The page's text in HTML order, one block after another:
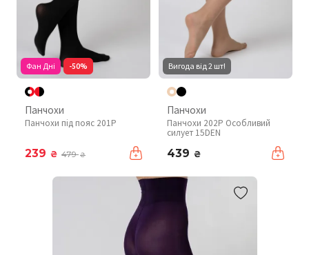
Фан Дні -50%
Панчохи
Панчохи під пояс 201P
239 ₴ 479₴
Вигода від 2 шт!
Панчохи
Панчохи 202P Особливий
силует 15DEN
439 ₴